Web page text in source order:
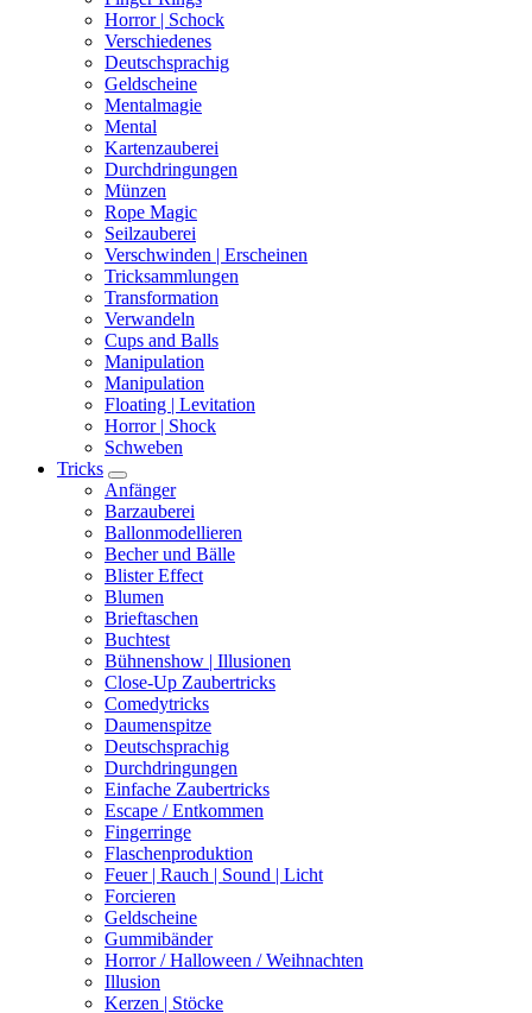
Horror | Schock
Verschiedenes
Deutschsprachig
Geldscheine
Mentalmagie
Mental
Kartenzauberei
Durchdringungen
Münzen
Rope Magic
Seilzauberei
Verschwinden | Erscheinen
Tricksammlungen
Transformation
Verwandeln
Cups and Balls
Manipulation
Manipulation
Floating | Levitation
Horror | Shock
Schweben
Tricks
Anfänger
Barzauberei
Ballonmodellieren
Becher und Bälle
Blister Effect
Blumen
Brieftaschen
Buchtest
Bühnenshow | Illusionen
Close-Up Zaubertricks
Comedytricks
Daumenspitze
Deutschsprachig
Durchdringungen
Einfache Zaubertricks
Escape / Entkommen
Fingerringe
Flaschenproduktion
Feuer | Rauch | Sound | Licht
Forcieren
Geldscheine
Gummibänder
Horror / Halloween / Weihnachten
Illusion
Kerzen | Stöcke